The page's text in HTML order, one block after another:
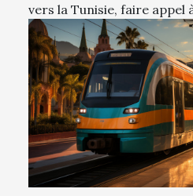
vers la Tunisie, faire appel